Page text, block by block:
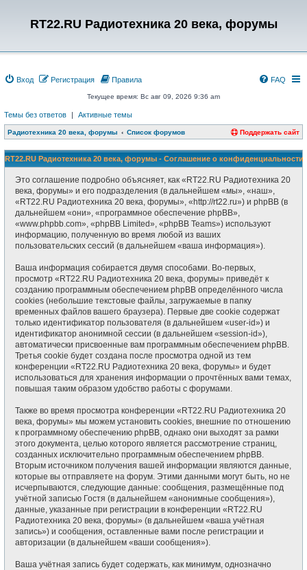
RT22.RU Радиотехника 20 века, форумы
Вход Регистрация FAQ
Правила
Текущее время: Вс авг 09, 2026 9:36 am
Темы без ответов | Активные темы
Радиотехника 20 века, форумы Список форумов Поддержать сайт
RT22.RU Радиотехника 20 века, форумы - Соглашение о конфиденциальности
Это соглашение подробно объясняет, как «RT22.RU Радиотехника 20
века, форумы» и его подразделения (в дальнейшем «мы», «наш»,
«RT22.RU Радиотехника 20 века, форумы», «http://rt22.ru») и phpBB (в
дальнейшем «они», «программное обеспечение phpBB»,
«www.phpbb.com», «phpBB Limited», «phpBB Teams») используют
информацию, полученную во время любой из ваших
пользовательских сессий (в дальнейшем «ваша информация»).
Ваша информация собирается двумя способами. Во-первых,
просмотр «RT22.RU Радиотехника 20 века, форумы» приведёт к
созданию программным обеспечением phpBB определённого числа
cookies (небольшие текстовые файлы, загружаемые в папку
временных файлов вашего браузера). Первые две cookie содержат
только идентификатор пользователя (в дальнейшем «user-id») и
идентификатор анонимной сессии (в дальнейшем «session-id»),
автоматически присвоенные вам программным обеспечением phpBB.
Третья cookie будет создана после просмотра одной из тем
конференции «RT22.RU Радиотехника 20 века, форумы» и будет
использоваться для хранения информации о прочтённых вами темах,
повышая таким образом удобство работы с форумами.
Также во время просмотра конференции «RT22.RU Радиотехника 20
века, форумы» мы можем установить cookies, внешние по отношению
к программному обеспечению phpBB, однако они выходят за рамки
этого документа, целью которого является рассмотрение страниц,
созданных исключительно программным обеспечением phpBB.
Вторым источником получения вашей информации являются данные,
которые вы отправляете на форум. Этими данными могут быть, но не
исчерпываются, следующие данные: сообщения, размещённые под
учётной записью Гостя (в дальнейшем «анонимные сообщения»),
данные, указанные при регистрации в конференции «RT22.RU
Радиотехника 20 века, форумы» (в дальнейшем «ваша учётная
запись») и сообщения, оставленные вами после регистрации и
авторизации (в дальнейшем «ваши сообщения»).
Ваша учётная запись будет содержать, как минимум, однозначно